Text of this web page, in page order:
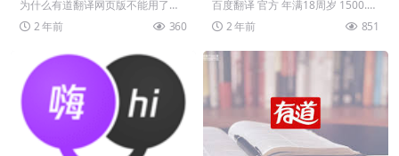
为什么有道翻译网页版不能用了？
很多人都喜欢使用网页版的翻译软
件进行翻译，而有道...
2 年前 360
百度翻译 官方 年满18周岁 1500.1
万 次下载 93.00% 好评率 百度...
2 年前 851